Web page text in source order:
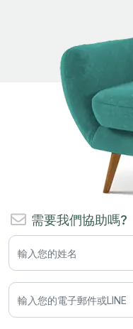
需要我們協助嗎?